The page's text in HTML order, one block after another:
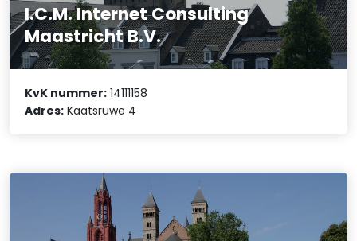
I.C.M. Internet Consulting
Maastricht B.V.
KvK nummer: 14111158
Adres: Kaatsruwe 4